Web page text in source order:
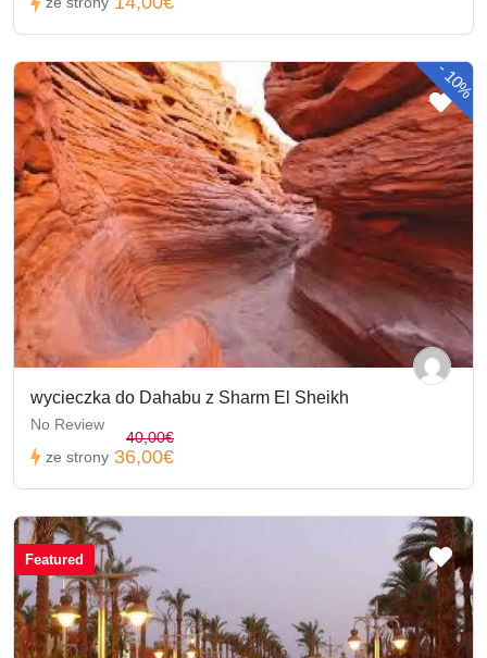
-
10%
wycieczka do Dahabu z Sharm El Sheikh
No Review
ze strony
40,00€
36,00€
Featured